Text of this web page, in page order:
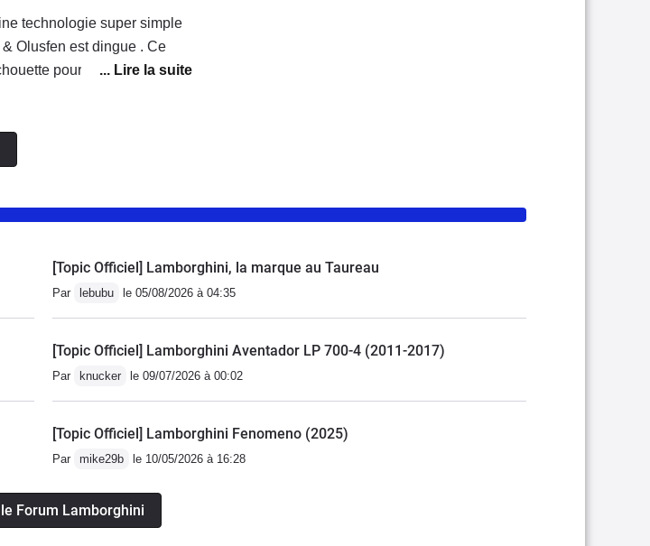
technologie super simple
Olusfen est dingue . Ce
pour
réputation des italiennes.
[Topic Officiel] Lamborghini, la marque au Taureau
Par lebubu le 05/08/2026 à 04:35
[Topic Officiel] Lamborghini Aventador LP 700-4 (2011-2017)
Par knucker le 09/07/2026 à 00:02
[Topic Officiel] Lamborghini Fenomeno (2025)
Par mike29b le 10/05/2026 à 16:28
Forum Lamborghini